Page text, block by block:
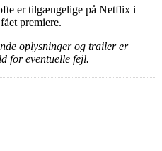
er tilgængelige på Netflix i
premiere.
oplysninger og trailer er
for eventuelle fejl.